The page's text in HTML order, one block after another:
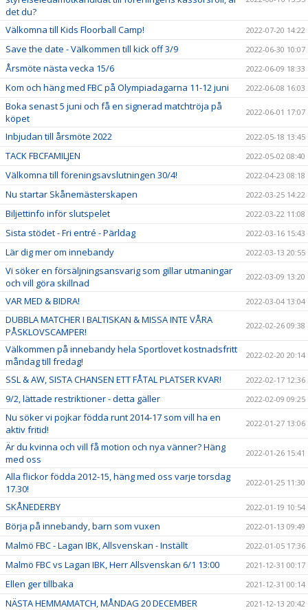
det du?
Välkomna till Kids Floorball Camp! 2022-07-20 14:22
Save the date - Välkommen till kick off 3/9 2022-06-30 10:07
Årsmöte nästa vecka 15/6 2022-06-09 18:33
Kom och häng med FBC på Olympiadagarna 11-12 juni 2022-06-08 16:03
Boka senast 5 juni och få en signerad matchtröja på
köpet
2022-06-01 17:07
Inbjudan till årsmöte 2022 2022-05-18 13:45
TACK FBCFAMILJEN 2022-05-02 08:40
Välkomna till föreningsavslutningen 30/4! 2022-04-23 08:18
Nu startar Skånemästerskapen 2022-03-25 14:22
Biljettinfo inför slutspelet 2022-03-22 11:08
Sista stödet - Fri entré - Pärldag 2022-03-16 15:43
Lär dig mer om innebandy 2022-03-13 20:55
Vi söker en försäljningsansvarig som gillar utmaningar
och vill göra skillnad
2022-03-09 13:20
VAR MED & BIDRA! 2022-03-04 13:04
DUBBLA MATCHER I BALTISKAN & MISSA INTE VÅRA
PÅSKLOVSCAMPER!
2022-02-26 09:38
Välkommen på innebandy hela Sportlovet kostnadsfritt
måndag till fredag!
2022-02-20 20:14
SSL & AW, SISTA CHANSEN ETT FÅTAL PLATSER KVAR! 2022-02-17 12:36
9/2, lättade restriktioner - detta gäller 2022-02-09 09:25
Nu söker vi pojkar födda runt 2014-17 som vill ha en
aktiv fritid!
2022-01-27 13:06
Är du kvinna och vill få motion och nya vänner? Häng
med oss
2022-01-26 15:41
Alla flickor födda 2012-15, häng med oss varje torsdag
17.30!
2022-01-25 11:30
SKÅNEDERBY 2022-01-19 10:54
Börja på innebandy, barn som vuxen 2022-01-13 09:49
Malmö FBC - Lagan IBK, Allsvenskan - Inställt 2022-01-05 17:36
Malmö FBC vs Lagan IBK, Herr Allsvenskan 6/1 13:00 2021-12-31 00:17
Ellen ger tillbaka 2021-12-31 00:14
NÄSTA HEMMAMATCH, MÅNDAG 20 DECEMBER 2021-12-13 20:42